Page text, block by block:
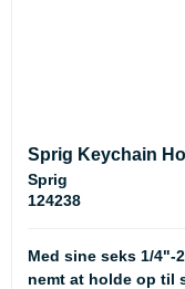
Sprig Keychain
Sprig
124238
Med sine seks 1/4"-
nemt at holde op til